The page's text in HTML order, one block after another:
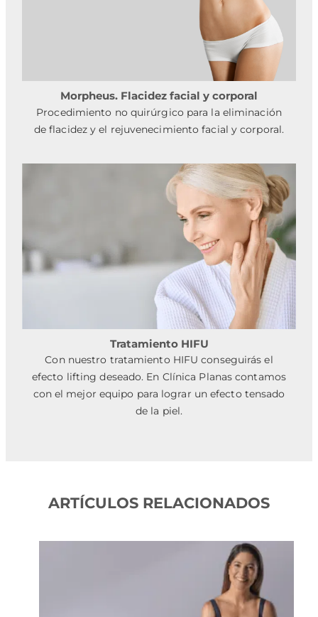
Morpheus. Flacidez facial y corporal
Procedimiento no quirúrgico para la eliminación
de flacidez y el rejuvenecimiento facial y corporal.
Tratamiento HIFU
Con nuestro tratamiento HIFU conseguirás el
efecto lifting deseado. En Clínica Planas contamos
con el mejor equipo para lograr un efecto tensado
de la piel.
ARTÍCULOS RELACIONADOS